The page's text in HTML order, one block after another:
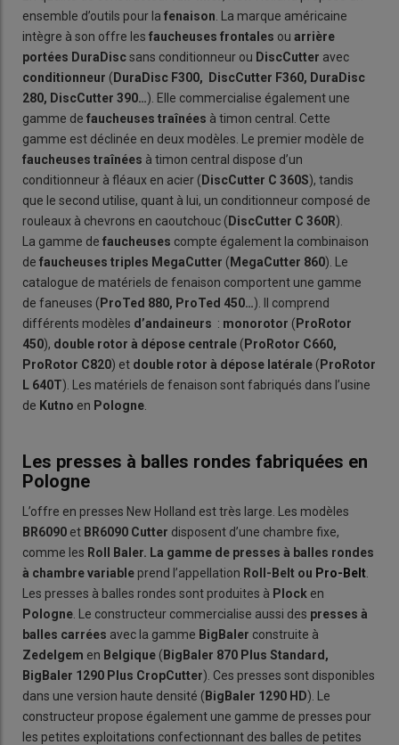
ensemble d’outils pour la fenaison. La marque américaine
intègre à son offre les faucheuses frontales ou arrière
portées DuraDiscsans conditionneur ou DiscCutter avec
conditionneur ( DuraDisc F300, DiscCutter F360, DuraDisc
280, DiscCutter 390…). Elle commercialise également une
gamme de faucheuses traînées à timon central. Cette
gamme est déclinée en deux modèles. Le premier modèle de
faucheuses traînées à timon central dispose d’un
conditionneur à fléaux en acier ( DiscCutter C 360S), tandis
que le second utilise, quant à lui, un conditionneur composé de
rouleaux à chevrons en caoutchouc ( DiscCutter C 360R).
La gamme de faucheuses compte également la combinaison
de faucheuses triples MegaCutter ( MegaCutter 860). Le
catalogue de matériels de fenaison comportent une gamme
de faneuses ( ProTed 880, ProTed 450…). Il comprend
différents modèles d’andaineurs : monorotor ( ProRotor
450), double rotor à dépose centrale ( ProRotor C660,
ProRotor C820) et double rotor à dépose latérale ( ProRotor
L 640T). Les matériels de fenaison sont fabriqués dans l’usine
de Kutno en Pologne.
Les presses à balles rondes fabriquées en
Pologne
L’offre en presses New Holland est très large. Les modèles
BR6090 et BR6090 Cutter disposent d’une chambre fixe,
comme les Roll Baler. La gamme de presses à balles rondes
à chambre variable prend l’appellation Roll-Belt ou Pro-Belt
Les presses à balles rondes sont produites à Plock en
Pologne . Le constructeur commercialise aussi des presses à
balles carrées avec la gamme BigBaler construite à
Zedelgem en Belgique ( BigBaler 870 Plus Standard,
BigBaler 1290 Plus CropCutter). Ces presses sont disponibles
dans une version haute densité ( BigBaler 1290 HD). Le
constructeur propose également une gamme de presses pour
les petites exploitations confectionnant des balles de petites